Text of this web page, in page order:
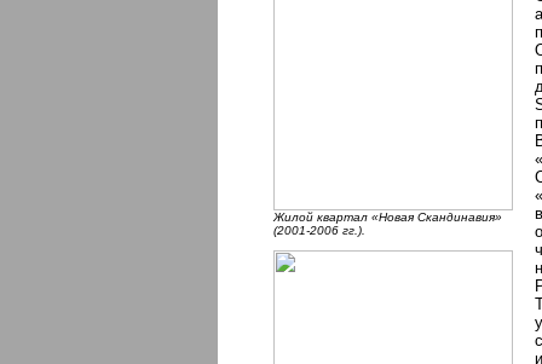
Жилой квартал «Новая Скандинавия»
(2001-2006 гг.).